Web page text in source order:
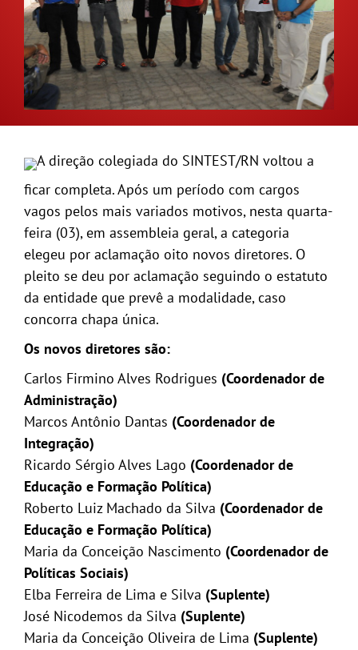
GALERIA
A direção colegiada do SINTEST/RN voltou a
ficar completa. Após um período com cargos
vagos pelos mais variados motivos, nesta quarta-
feira (03), em assembleia geral, a categoria
elegeu por aclamação oito novos diretores. O
pleito se deu por aclamação seguindo o estatuto
da entidade que prevê a modalidade, caso
concorra chapa única.
Os novos diretores são:
Carlos Firmino Alves Rodrigues (Coordenador de
Administração)
Marcos Antônio Dantas (Coordenador de
Integração)
Ricardo Sérgio Alves Lago (Coordenador de
Educação e Formação Política)
Roberto Luiz Machado da Silva (Coordenador de
Educação e Formação Política)
Maria da Conceição Nascimento (Coordenador de
Políticas Sociais)
Elba Ferreira de Lima e Silva (Suplente)
José Nicodemos da Silva (Suplente)
Maria da Conceição Oliveira de Lima (Suplente)